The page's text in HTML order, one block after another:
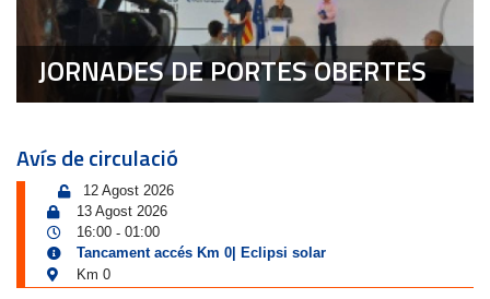
JORNADES DE PORTES OBERTES
Avís de circulació
12 Agost 2026
13 Agost 2026
16:00 - 01:00
Tancament accés Km 0| Eclipsi solar
Km 0